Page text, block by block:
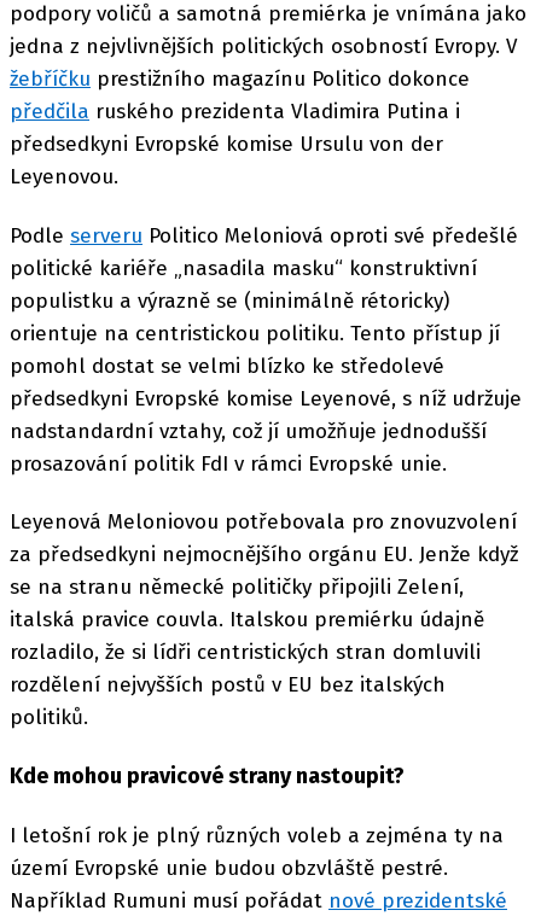
podpory voličů a samotná premiérka je vnímána jako
jedna z nejvlivnějších politických osobností Evropy. V
žebříčku prestižního magazínu Politico dokonce
předčila ruského prezidenta Vladimira Putina i
předsedkyni Evropské komise Ursulu von der
Leyenovou.
Podle serveru Politico Meloniová oproti své předešlé
politické kariéře „nasadila masku“ konstruktivní
populistku a výrazně se (minimálně rétoricky)
orientuje na centristickou politiku. Tento přístup jí
pomohl dostat se velmi blízko ke středolevé
předsedkyni Evropské komise Leyenové, s níž udržuje
nadstandardní vztahy, což jí umožňuje jednodušší
prosazování politik FdI v rámci Evropské unie.
Leyenová Meloniovou potřebovala pro znovuzvolení
za předsedkyni nejmocnějšího orgánu EU. Jenže když
se na stranu německé političky připojili Zelení,
italská pravice couvla. Italskou premiérku údajně
rozladilo, že si lídři centristických stran domluvili
rozdělení nejvyšších postů v EU bez italských
politiků.
Kde mohou pravicové strany nastoupit?
I letošní rok je plný různých voleb a zejména ty na
území Evropské unie budou obzvláště pestré.
Například Rumuni musí pořádat nové prezidentské